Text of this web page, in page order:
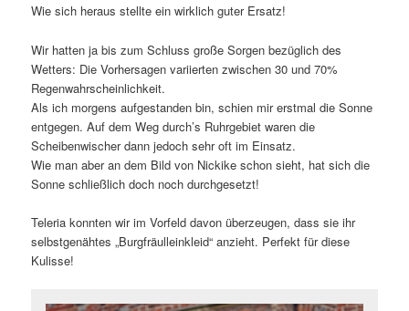
Wie sich heraus stellte ein wirklich guter Ersatz!
Wir hatten ja bis zum Schluss große Sorgen bezüglich des
Wetters: Die Vorhersagen variierten zwischen 30 und 70%
Regenwahrscheinlichkeit.
Als ich morgens aufgestanden bin, schien mir erstmal die Sonne
entgegen. Auf dem Weg durch’s Ruhrgebiet waren die
Scheibenwischer dann jedoch sehr oft im Einsatz.
Wie man aber an dem Bild von Nickike schon sieht, hat sich die
Sonne schließlich doch noch durchgesetzt!
Teleria konnten wir im Vorfeld davon überzeugen, dass sie ihr
selbstgenähtes „Burgfräulleinkleid“ anzieht. Perfekt für diese
Kulisse!